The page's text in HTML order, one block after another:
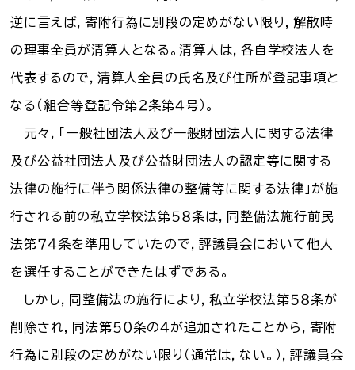
逆に言えば，寄附行為に別段の定めがない限り，解散時
の理事全員が清算人となる。清算人は，各自学校法人を
代表するので，清算人全員の氏名及び住所が登記事項と
なる（組合等登記令第２条第４号）。
元々，「一般社団法人及び一般財団法人に関する法律
及び公益社団法人及び公益財団法人の認定等に関する
法律の施行に伴う関係法律の整備等に関する法律」が施
行される前の私立学校法第５８条は，同整備法施行前民
法第７４条を準用していたので，評議員会において他人
を選任することができたはずである。
しかし，同整備法の施行により，私立学校法第５８条が
削除され，同法第５０条の４が追加されたことから，寄附
行為に別段の定めがない限り（通常は，ない。），評議員会